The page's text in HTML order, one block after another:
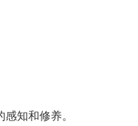
知和修养。